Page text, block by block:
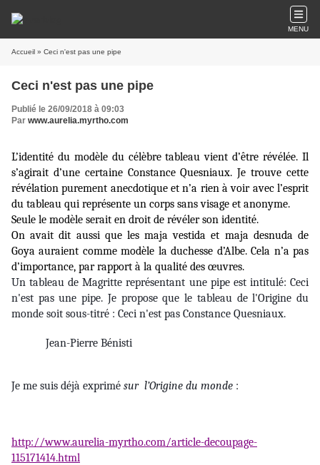
MENU
Accueil » Ceci n'est pas une pipe
Ceci n'est pas une pipe
Publié le 26/09/2018 à 09:03
Par www.aurelia.myrtho.com
L’identité du modèle du célèbre tableau vient d’être révélée. Il
s’agirait d’une certaine Constance Quesniaux. Je trouve cette
révélation purement anecdotique et n’a rien à voir avec l’esprit
du tableau qui représente un corps sans visage et anonyme.
Seule le modèle serait en droit de révéler son identité.
On avait dit aussi que les maja vestida et maja desnuda de
Goya auraient comme modèle la duchesse d’Albe. Cela n’a pas
d’importance, par rapport à la qualité des œuvres.
Un tableau de Magritte représentant une pipe est intitulé: Ceci
n'est pas une pipe. Je propose que le tableau de l'Origine du
monde soit sous-titré : Ceci n'est pas Constance Quesniaux.
Jean-Pierre Bénisti
Je me suis déjà exprimé sur l’Origine du monde :
http://www.aurelia-myrtho.com/article-decoupage-
115171414.html